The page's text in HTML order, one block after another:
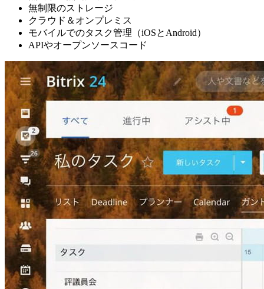
無制限のストレージ
クラウド＆オンプレミス
モバイルでのタスク管理（iOSとAndroid）
APIやオープンソースコード